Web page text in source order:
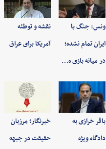
ونس: جنگ با
ایران تمام نشده؛
در میانه بازی ه…
نقشه و توطئه
آمریکا برای عراق
باقر خرازی به
دادگاه ویژه
خبرنگار؛ مرزبان
حقیقت در جبهه